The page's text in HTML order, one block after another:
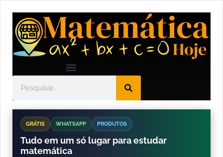
GRÁTIS WHATSAPP PRODUTOS
Tudo em um só lugar para estudar
matemática